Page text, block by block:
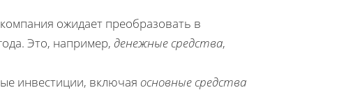
ожидает преобразовать в
Это, например, денежные средства,
инвестиции, включая основные средства